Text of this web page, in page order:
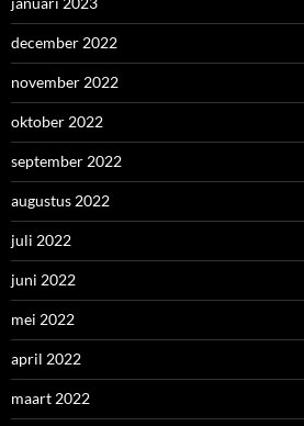
december 2022
november 2022
oktober 2022
september 2022
augustus 2022
juli 2022
juni 2022
mei 2022
april 2022
maart 2022